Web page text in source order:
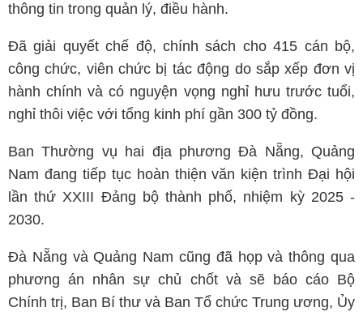
thông tin trong quản lý, điều hành.
Đã giải quyết chế độ, chính sách cho 415 cán bộ,
công chức, viên chức bị tác động do sắp xếp đơn vị
hành chính và có nguyện vọng nghỉ hưu trước tuổi,
nghỉ thôi việc với tổng kinh phí gần 300 tỷ đồng.
Ban Thường vụ hai địa phương Đà Nẵng, Quảng
Nam đang tiếp tục hoàn thiện văn kiện trình Đại hội
lần thứ XXIII Đảng bộ thành phố, nhiệm kỳ 2025 -
2030.
Đà Nẵng và Quảng Nam cũng đã họp và thông qua
phương án nhân sự chủ chốt và sẽ báo cáo Bộ
Chính trị, Ban Bí thư và Ban Tổ chức Trung ương, Ủy